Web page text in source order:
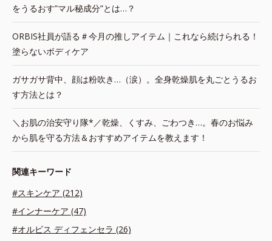
をうるおす”マル秘成分”とは…？
ORBIS社員が語る＃今月の推しアイテム｜これなら続けられる！
塗らないボディケア
ガサガサ背中、顔は粉吹き…（涙）。全身乾燥肌を丸ごとうるお
す方法とは？
＼お肌の治安守り隊*／乾燥、くすみ、ごわつき…。春のお悩み
から肌を守る方法＆おすすめアイテムを教えます！
関連キーワード
#スキンケア (212)
#インナーケア (47)
#オルビス ディフェンセラ (26)